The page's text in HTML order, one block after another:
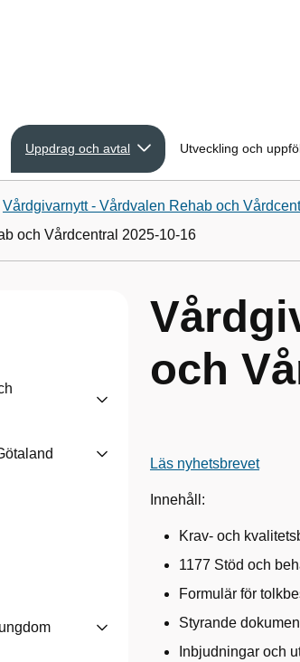
Uppdrag och avtal Utveckling och
Vårdgivarnytt - Vårdvalen Rehab och
och Vårdcentral 2025-10-16
och
Läs nyhetsbrevet
Innehåll:
Krav- och
1177 Stöd och
Formulär för
Styrande
Inbjudningar och